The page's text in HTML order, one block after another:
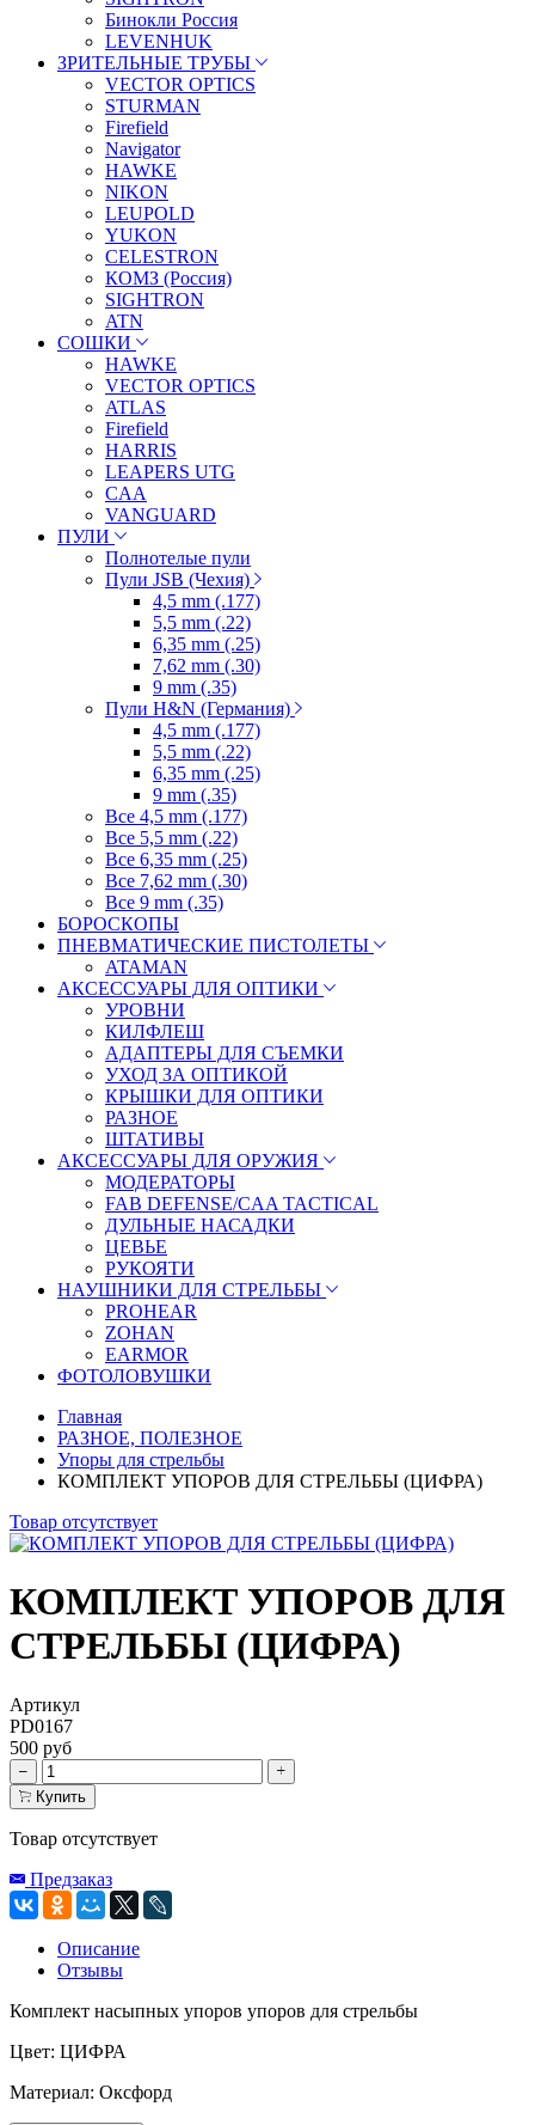
Бинокли Россия
LEVENHUK
ЗРИТЕЛЬНЫЕ ТРУБЫ
VECTOR OPTICS
STURMAN
Firefield
Navigator
HAWKE
NIKON
LEUPOLD
YUKON
CELESTRON
КОМЗ (Россия)
SIGHTRON
ATN
СОШКИ
HAWKE
VECTOR OPTICS
ATLAS
Firefield
HARRIS
LEAPERS UTG
CAA
VANGUARD
ПУЛИ
Полнотелые пули
Пули JSB (Чехия)
4,5 mm (.177)
5,5 mm (.22)
6,35 mm (.25)
7,62 mm (.30)
9 mm (.35)
Пули H&N (Германия)
4,5 mm (.177)
5,5 mm (.22)
6,35 mm (.25)
9 mm (.35)
Все 4,5 mm (.177)
Все 5,5 mm (.22)
Все 6,35 mm (.25)
Все 7,62 mm (.30)
Все 9 mm (.35)
БОРОСКОПЫ
ПНЕВМАТИЧЕСКИЕ ПИСТОЛЕТЫ
ATAMAN
АКСЕССУАРЫ ДЛЯ ОПТИКИ
УРОВНИ
КИЛФЛЕШ
АДАПТЕРЫ ДЛЯ СЪЕМКИ
УХОД ЗА ОПТИКОЙ
КРЫШКИ ДЛЯ ОПТИКИ
РАЗНОЕ
ШТАТИВЫ
АКСЕССУАРЫ ДЛЯ ОРУЖИЯ
МОДЕРАТОРЫ
FAB DEFENSE/CAA TACTICAL
ДУЛЬНЫЕ НАСАДКИ
ЦЕВЬЕ
РУКОЯТИ
НАУШНИКИ ДЛЯ СТРЕЛЬБЫ
PROHEAR
ZOHAN
EARMOR
ФОТОЛОВУШКИ
Главная
РАЗНОЕ, ПОЛЕЗНОЕ
Упоры для стрельбы
КОМПЛЕКТ УПОРОВ ДЛЯ СТРЕЛЬБЫ (ЦИФРА)
Товар отсутствует
КОМПЛЕКТ УПОРОВ ДЛЯ
СТРЕЛЬБЫ (ЦИФРА)
Артикул
PD0167
500 руб
Купить
Товар отсутствует
Предзаказ
Описание
Отзывы
Комплект насыпных упоров упоров для стрельбы
Цвет: ЦИФРА
Материал: Оксфорд